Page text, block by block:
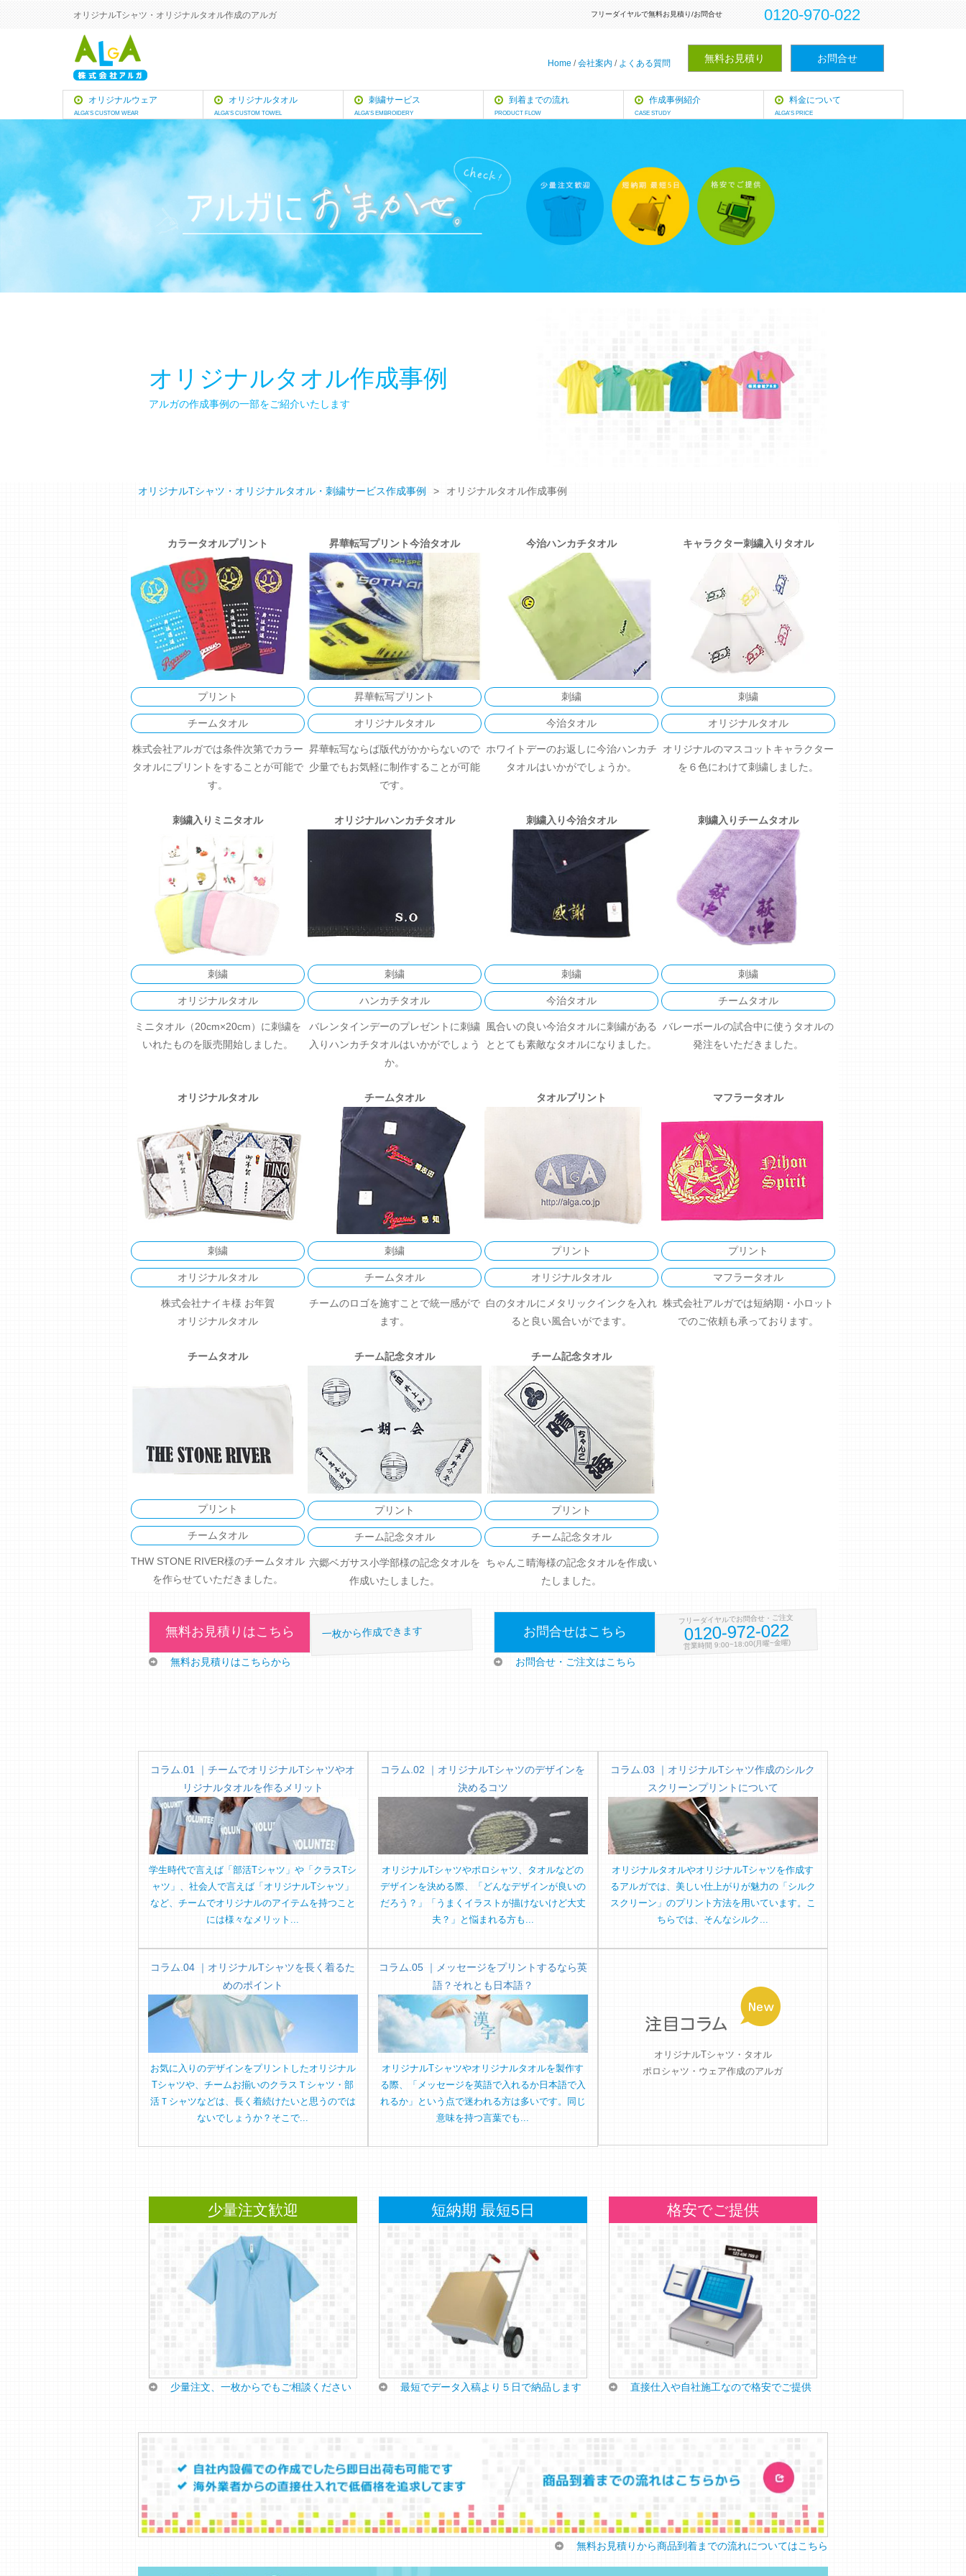
オリジナルTシャツ・オリジナルタオル作成のアルガ フリーダイヤルで無料お見積り/お問合せ 0120-970-022
Home /会社案内 / よくある質問 無料お見積り お問合せ
オリジナルウェア
ALGA'S CUSTOM WEAR
オリジナルタオル
ALGA'S CUSTOM TOWEL
刺繍サービス
ALGA'S EMBROIDERY
到着までの流れ
PRODUCT FLOW
作成事例紹介
CASE STUDY
料金について
ALGA'S PRICE
オリジナルタオル作成事例
アルガの作成事例の一部をご紹介いたします
オリジナルTシャツ・オリジナルタオル・刺繍サービス作成事例 オリジナルタオル作成事例
カラータオルプリント
プリント
チームタオル
株式会社アルガでは条件次第でカラー
タオルにプリントをすることが可能で
す。
昇華転写プリント今治タオル
昇華転写プリント
オリジナルタオル
昇華転写ならば版代がかからないので
少量でもお気軽に制作することが可能
です。
今治ハンカチタオル
刺繍
今治タオル
ホワイトデーのお返しに今治ハンカチ
タオルはいかがでしょうか。
キャラクター刺繍入りタオル
刺繍
オリジナルタオル
オリジナルのマスコットキャラクター
を６色にわけて刺繍しました。
刺繍入りミニタオル
刺繍
オリジナルタオル
ミニタオル（20cm×20cm）に刺繍を
いれたものを販売開始しました。
オリジナルハンカチタオル
刺繍
ハンカチタオル
バレンタインデーのプレゼントに刺繍
入りハンカチタオルはいかがでしょう
か。
刺繍入り今治タオル
刺繍
今治タオル
風合いの良い今治タオルに刺繍がある
ととても素敵なタオルになりました。
刺繍入りチームタオル
刺繍
チームタオル
バレーボールの試合中に使うタオルの
発注をいただきました。
オリジナルタオル
刺繍
オリジナルタオル
株式会社ナイキ様 お年賀
オリジナルタオル
チームタオル
刺繍
チームタオル
チームのロゴを施すことで統一感がで
ます。
タオルプリント
プリント
オリジナルタオル
白のタオルにメタリックインクを入れ
ると良い風合いがでます。
マフラータオル
プリント
マフラータオル
株式会社アルガでは短納期・小ロット
でのご依頼も承っております。
チームタオル
プリント
チームタオル
THW STONE RIVER様のチームタオル
を作らせていただきました。
チーム記念タオル
プリント
チーム記念タオル
六郷ベガサス小学部様の記念タオルを
作成いたしました。
チーム記念タオル
プリント
チーム記念タオル
ちゃんこ晴海様の記念タオルを作成い
たしました。
無料お見積りはこちら 一枚から作成できます
無料お見積りはこちらから
お問合せはこちら
フリーダイヤルでお問合せ・ご注文
0120-972-022
営業時間 9:00~18:00(月曜~金曜)
お問合せ・ご注文はこちら
コラム.01 ｜チームでオリジナルTシャツやオ
リジナルタオルを作るメリット
学生時代で言えば「部活Tシャツ」や「クラスTシ
ャツ」、社会人で言えば「オリジナルTシャツ」
など、チームでオリジナルのアイテムを持つこと
には様々なメリット...
コラム.02 ｜オリジナルTシャツのデザインを
決めるコツ
オリジナルTシャツやポロシャツ、タオルなどの
デザインを決める際、「どんなデザインが良いの
だろう？」「うまくイラストが描けないけど大丈
夫？」と悩まれる方も...
コラム.03 ｜オリジナルTシャツ作成のシルク
スクリーンプリントについて
オリジナルタオルやオリジナルTシャツを作成す
るアルガでは、美しい仕上がりが魅力の「シルク
スクリーン」のプリント方法を用いています。こ
ちらでは、そんなシルク...
コラム.04 ｜オリジナルTシャツを長く着るた
めのポイント
お気に入りのデザインをプリントしたオリジナル
Tシャツや、チームお揃いのクラスＴシャツ・部
活Ｔシャツなどは、長く着続けたいと思うのでは
ないでしょうか？そこで...
コラム.05 ｜メッセージをプリントするなら英
語？それとも日本語？
オリジナルTシャツやオリジナルタオルを製作す
る際、「メッセージを英語で入れるか日本語で入
れるか」という点で迷われる方は多いです。同じ
意味を持つ言葉でも...
オリジナルTシャツ・タオル
ポロシャツ・ウェア作成のアルガ
少量注文歓迎
少量注文、一枚からでもご相談ください
短納期 最短5日
最短でデータ入稿より５日で納品します
格安でご提供
直接仕入や自社施工なので格安でご提供
無料お見積りから商品到着までの流れについてはこちら